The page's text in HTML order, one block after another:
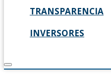
TRANSPARENCIA
INVERSORES